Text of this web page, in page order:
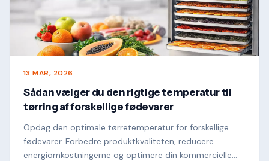
13 MAR, 2026
Sådan vælger du den rigtige temperatur til
tørring af forskellige fødevarer
Opdag den optimale tørretemperatur for forskellige
fødevarer. Forbedre produktkvaliteten, reducere
energiomkostningerne og optimere din kommercielle